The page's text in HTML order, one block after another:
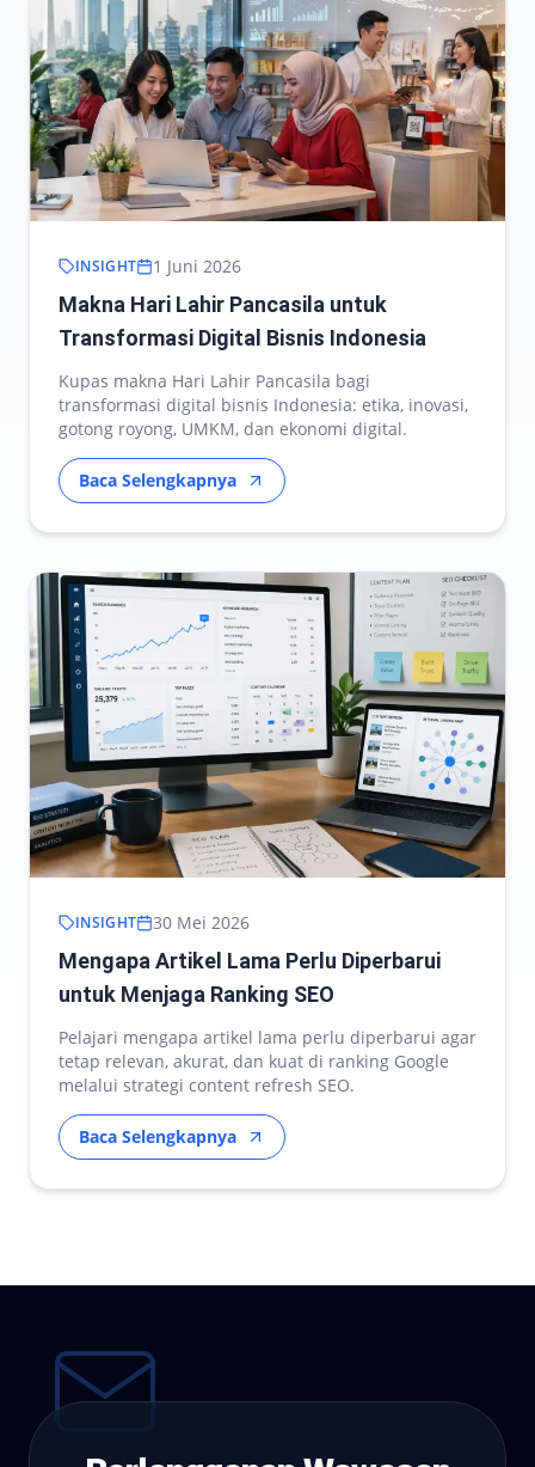
INSIGHT 1 Juni 2026
Makna Hari Lahir Pancasila untuk
Transformasi Digital Bisnis Indonesia
Kupas makna Hari Lahir Pancasila bagi
transformasi digital bisnis Indonesia: etika, inovasi,
gotong royong, UMKM, dan ekonomi digital.
Baca Selengkapnya
INSIGHT 30 Mei 2026
Mengapa Artikel Lama Perlu Diperbarui
untuk Menjaga Ranking SEO
Pelajari mengapa artikel lama perlu diperbarui agar
tetap relevan, akurat, dan kuat di ranking Google
melalui strategi content refresh SEO.
Baca Selengkapnya